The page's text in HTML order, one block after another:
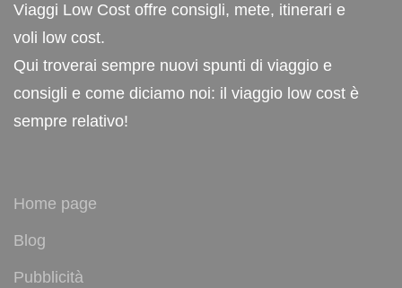
Viaggi Low Cost offre consigli, mete, itinerari e
voli low cost.
Qui troverai sempre nuovi spunti di viaggio e
consigli e come diciamo noi: il viaggio low cost è
sempre relativo!
Home page
Blog
Pubblicità